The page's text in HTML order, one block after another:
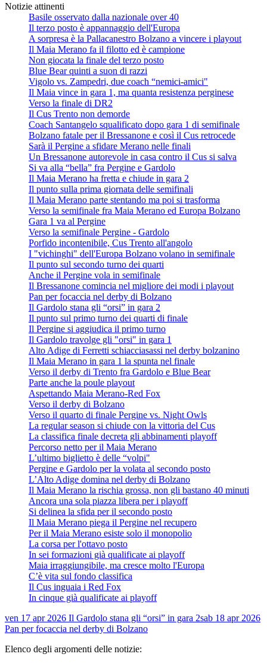
Notizie attinenti
Basile osservato dalla nazionale over 40
Il terzo posto è appannaggio dell'Europa
A sorpresa è la Pallacanestro Bolzano a vincere i playout
Il Maia Merano fa il filotto ed è campione
Non giocata la finale del terzo posto
Blue Bear quinti a suon di razzi
Vigolo vs. Zampedri, due coach “nemici-amici"
Il Maia vince in gara 1, ma quanta resistenza perginese
Verso la finale di DR2
Il Cus Trento non demorde
Coach Santangelo squalificato dopo gara 1 di semifinale
Bolzano fatale per il Bressanone e così il Cus retrocede
Sarà il Pergine a sfidare Merano nelle finali
Un Bressanone autorevole in casa contro il Cus si salva
Si va alla “bella” fra Pergine e Gardolo
Il Maia Merano ha fretta e chiude in gara 2
Il punto sulla prima giornata delle semifinali
Il Maia Merano parte stentando ma poi si trasforma
Verso la semifinale fra Maia Merano ed Europa Bolzano
Gara 1 va al Pergine
Verso la semifinale Pergine - Gardolo
Porfido incontenibile, Cus Trento all'angolo
I "vichinghi" dell'Europa Bolzano volano in semifinale
Il punto sul secondo turno dei quarti
Anche il Pergine vola in semifinale
Il Bressanone comincia nel migliore dei modi i playout
Pan per focaccia nel derby di Bolzano
Il Gardolo stana gli “orsi” in gara 2
Il punto sul primo turno dei quarti di finale
Il Pergine si aggiudica il primo turno
Il Gardolo travolge gli "orsi" in gara 1
Alto Adige di Ferretti schiacciasassi nel derby bolzanino
Il Maia Merano in gara 1 la spunta nel finale
Verso il derby di Trento fra Gardolo e Blue Bear
Parte anche la poule playout
Aspettando Maia Merano-Red Fox
Verso il derby di Bolzano
Verso il quarto di finale Pergine vs. Night Owls
La regular season si chiude con la vittoria del Cus
La classifica finale decreta gli abbinamenti playoff
Percorso netto per il Maia Merano
L’ultimo biglietto è delle “volpi"
Pergine e Gardolo per la volata al secondo posto
L’Alto Adige domina nel derby di Bolzano
Il Maia Merano la rischia grossa, non gli bastano 40 minuti
Ancora una sola piazza libera per i playoff
Si delinea la sfida per il secondo posto
Il Maia Merano piega il Pergine nel recupero
Per il Maia Merano esiste solo il monopolio
La corsa per l'ottavo posto
In sei formazioni già qualificate ai playoff
Maia irraggiungibile, ma cresce molto l'Europa
C’è vita sul fondo classifica
Il Cus inguaia i Red Fox
In cinque già qualificate ai playoff
ven 17 apr 2026 Il Gardolo stana gli “orsi” in gara 2sab 18 apr 2026
Pan per focaccia nel derby di Bolzano
Elenco degli argomenti delle notizie: